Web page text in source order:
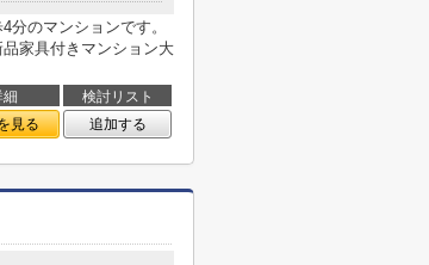
のマンションです。
家具付きマンション大
細
検討リスト
見る 追加する